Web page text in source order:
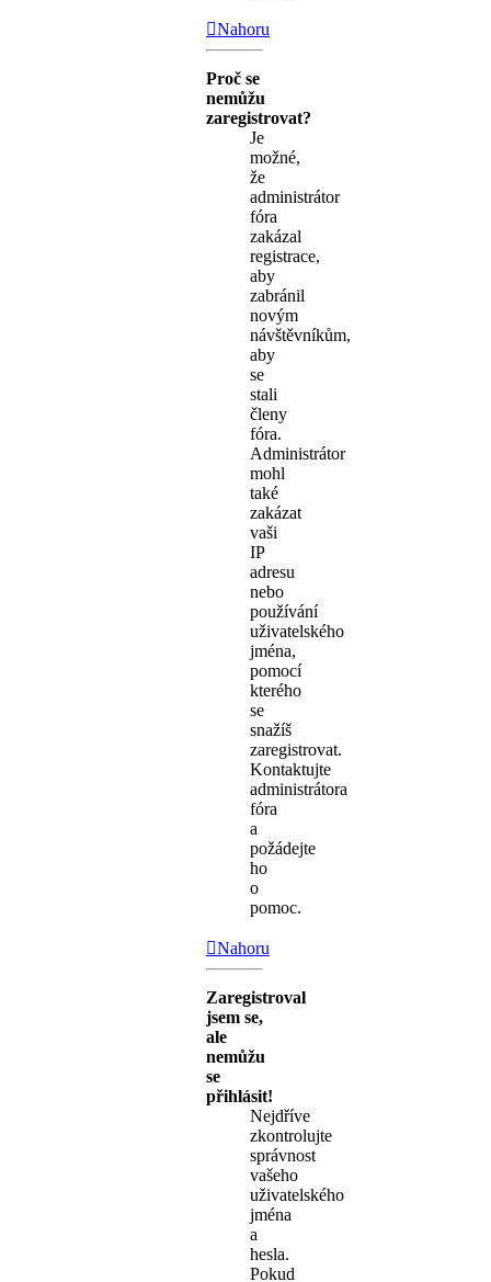
Nahoru
Proč se
nemůžu
zaregistrovat?
Je
možné,
že
administrátor
fóra
zakázal
registrace,
aby
zabránil
novým
návštěvníkům,
aby
se
stali
členy
fóra.
Administrátor
mohl
také
zakázat
vaši
IP
adresu
nebo
používání
uživatelského
jména,
pomocí
kterého
se
snažíš
zaregistrovat.
Kontaktujte
administrátora
fóra
a
požádejte
ho
o
pomoc.
Nahoru
Zaregistroval
jsem se,
ale
nemůžu
se
přihlásit!
Nejdříve
zkontrolujte
správnost
vašeho
uživatelského
jména
a
hesla.
Pokud